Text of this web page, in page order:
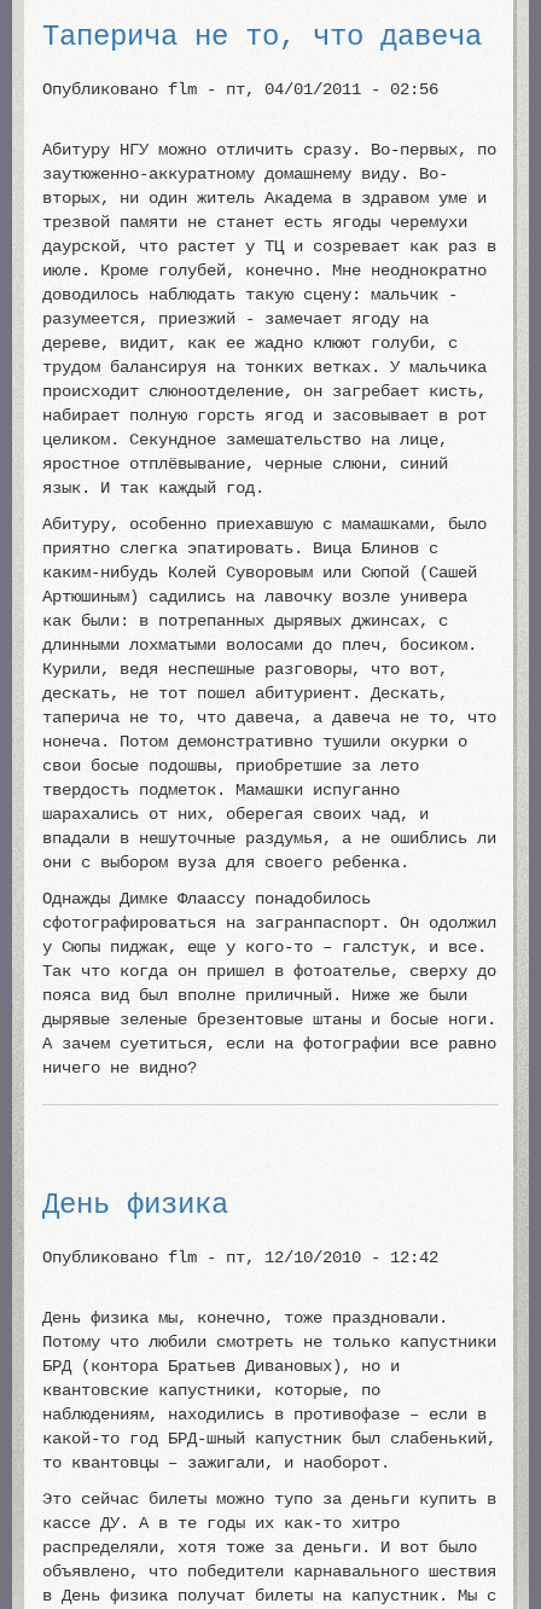
Таперича не то, что давеча
Опубликовано flm - пт, 04/01/2011 - 02:56
Абитуру НГУ можно отличить сразу. Во-первых, по
заутюженно-аккуратному домашнему виду. Во-
вторых, ни один житель Академа в здравом уме и
трезвой памяти не станет есть ягоды черемухи
даурской, что растет у ТЦ и созревает как раз в
июле. Кроме голубей, конечно. Мне неоднократно
доводилось наблюдать такую сцену: мальчик -
разумеется, приезжий - замечает ягоду на
дереве, видит, как ее жадно клюют голуби, с
трудом балансируя на тонких ветках. У мальчика
происходит слюноотделение, он загребает кисть,
набирает полную горсть ягод и засовывает в рот
целиком. Секундное замешательство на лице,
яростное отплёвывание, черные слюни, синий
язык. И так каждый год.
Абитуру, особенно приехавшую с мамашками, было
приятно слегка эпатировать. Вица Блинов с
каким-нибудь Колей Суворовым или Сюпой (Сашей
Артюшиным) садились на лавочку возле универа
как были: в потрепанных дырявых джинсах, с
длинными лохматыми волосами до плеч, босиком.
Курили, ведя неспешные разговоры, что вот,
дескать, не тот пошел абитуриент. Дескать,
таперича не то, что давеча, а давеча не то, что
нонеча. Потом демонстративно тушили окурки о
свои босые подошвы, приобретшие за лето
твердость подметок. Мамашки испуганно
шарахались от них, оберегая своих чад, и
впадали в нешуточные раздумья, а не ошиблись ли
они с выбором вуза для своего ребенка.
Однажды Димке Флаассу понадобилось
сфотографироваться на загранпаспорт. Он одолжил
у Сюпы пиджак, еще у кого-то – галстук, и все.
Так что когда он пришел в фотоателье, сверху до
пояса вид был вполне приличный. Ниже же были
дырявые зеленые брезентовые штаны и босые ноги.
А зачем суетиться, если на фотографии все равно
ничего не видно?
День физика
Опубликовано flm - пт, 12/10/2010 - 12:42
День физика мы, конечно, тоже праздновали.
Потому что любили смотреть не только капустники
БРД (контора Братьев Дивановых), но и
квантовские капустники, которые, по
наблюдениям, находились в противофазе – если в
какой-то год БРД-шный капустник был слабенький,
то квантовцы – зажигали, и наоборот.
Это сейчас билеты можно тупо за деньги купить в
кассе ДУ. А в те годы их как-то хитро
распределяли, хотя тоже за деньги. И вот было
объявлено, что победители карнавального шествия
в День физика получат билеты на капустник. Мы с